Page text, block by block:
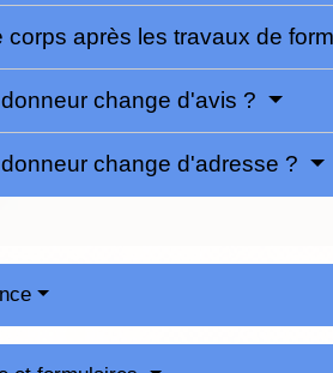
corps après les travaux de
change d'avis ?
change d'adresse ?